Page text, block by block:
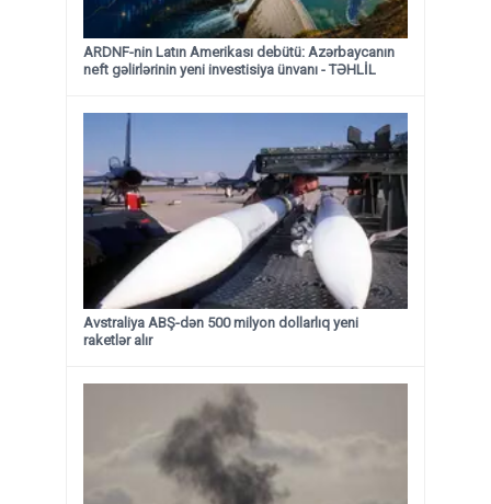
ARDNF-nin Latın Amerikası debütü: Azərbaycanın
neft gəlirlərinin yeni investisiya ünvanı - TƏHLİL
Avstraliya ABŞ-dən 500 milyon dollarlıq yeni
raketlər alır